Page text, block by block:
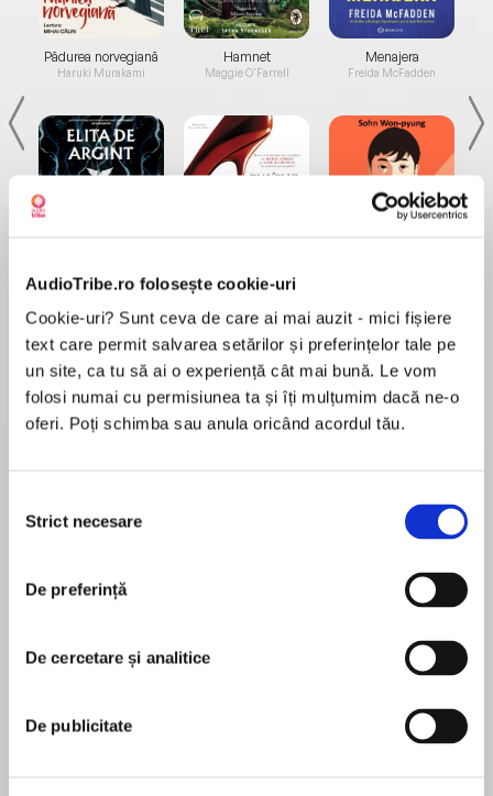
AudioTribe.ro folosește cookie-uri
Cookie-uri? Sunt ceva de care ai mai auzit - mici fișiere
text care permit salvarea setărilor și preferințelor tale pe
un site, ca tu să ai o experiență cât mai bună. Le vom
folosi numai cu permisiunea ta și îți mulțumim dacă ne-o
oferi. Poți schimba sau anula oricând acordul tău.
consimțământului
Strict necesare
De preferință
De cercetare și analitice
De publicitate
Pădurea norvegiană
Haruki Murakami
de...
Dani Francis
Hamnet
Maggie O'Farrell
la...
Lauren Weisberger
Menajera
Freida McFadden
Desprecarte
Chosen by Dennis Lehane for his eponymous
hewn backdrop of the New York waterfront in
It’s summertime in Red Hook, Brooklyn, a blue-
two fifteen-year-olds, take a raft out onto the
bay at night to see what they can see.
And then they disappear. Only Val will survive,
În acest moment nu există recenzii
Ivy Pochoda
Ivy Pochodais the author ofThe Art of
Disappearing,Visitation Street, andWonder Valley,